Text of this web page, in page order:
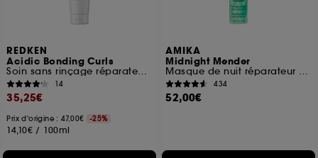
REDKEN
Acidic Bonding Curls
Soin sans rinçage réparateur pour cheveux bouclés abimés
14
35,25€
Prix d'origine : 47,00€ -25%
14,10€ / 100ml
AMIKA
Midnight Mender
Masque de nuit réparateur fortifiant
434
52,00€
pouvez personnaliser vos choix concernant le dépôt
de ces cookies grâce au bouton "personnaliser mes
navigation collectées par ces Cookies, pour les
finalités acceptées, avec les données personnelles
collectées ou générées lors de votre activité en ligne
ou en magasin. Pour refuser tous les cookies, cliques
moment choisir de retirer votrte consentement. Si vous
souhaitez obtenir plus d'information sur les cookies
utilisés, cliquezici.